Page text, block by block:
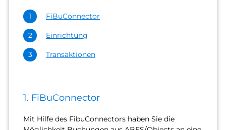
FiBuConnector
Einrichtung
Transaktionen
1. FiBuConnector
Mit Hilfe des FibuConnectors haben Sie die